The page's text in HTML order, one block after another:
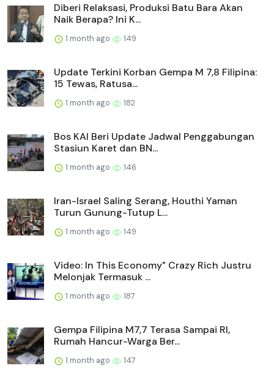
Diberi Relaksasi, Produksi Batu Bara Akan
Naik Berapa? Ini K...
1 month ago 149
Update Terkini Korban Gempa M 7,8 Filipina:
15 Tewas, Ratusa...
1 month ago 182
Bos KAI Beri Update Jadwal Penggabungan
Stasiun Karet dan BN...
1 month ago 146
Iran-Israel Saling Serang, Houthi Yaman
Turun Gunung-Tutup L...
1 month ago 149
Video: In This Economy" Crazy Rich Justru
Melonjak Termasuk ...
1 month ago 187
Gempa Filipina M7,7 Terasa Sampai RI,
Rumah Hancur-Warga Ber...
1 month ago 147